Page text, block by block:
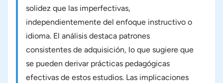
solidez que las imperfectivas,
independientemente del enfoque instructivo o
idioma. El análisis destaca patrones
consistentes de adquisición, lo que sugiere que
se pueden derivar prácticas pedagógicas
efectivas de estos estudios. Las implicaciones